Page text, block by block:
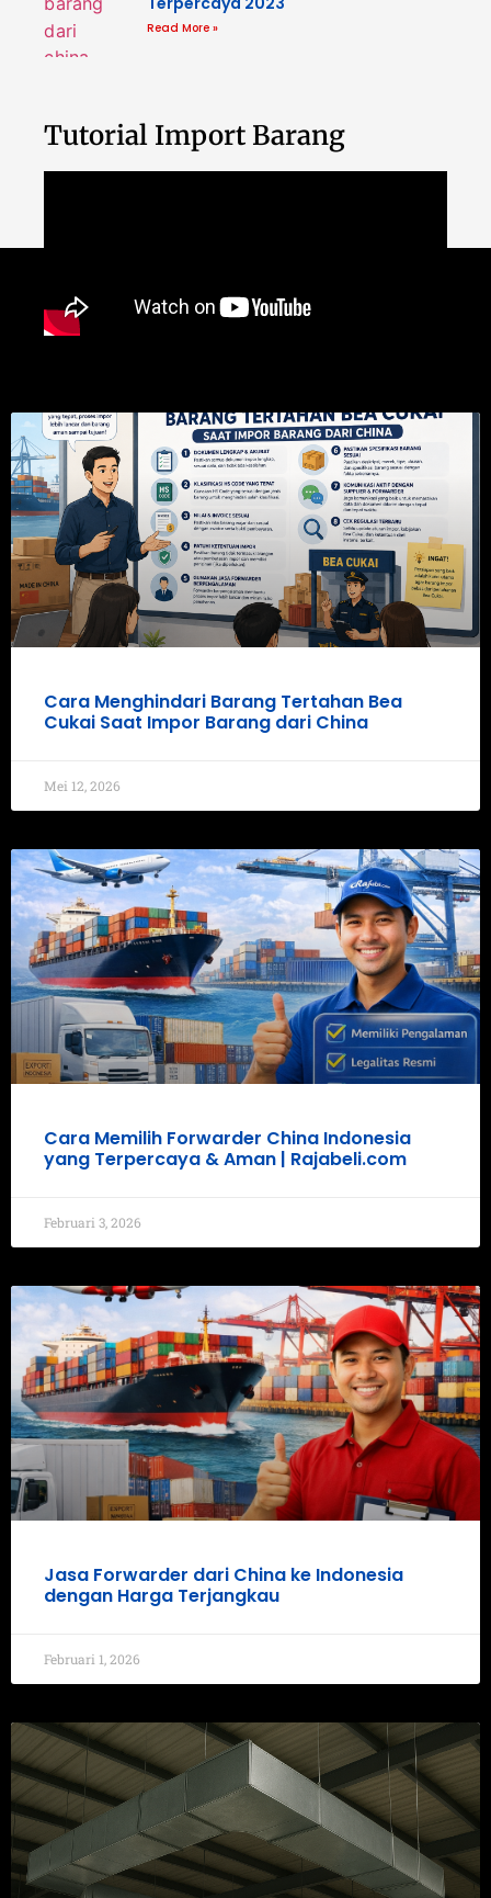
Read More »
Tutorial Import Barang
Cara Menghindari Barang Tertahan Bea
Cukai Saat Impor Barang dari China
Mei 12, 2026
Cara Memilih Forwarder China Indonesia
yang Terpercaya & Aman | Rajabeli.com
Februari 3, 2026
Jasa Forwarder dari China ke Indonesia
dengan Harga Terjangkau
Februari 1, 2026